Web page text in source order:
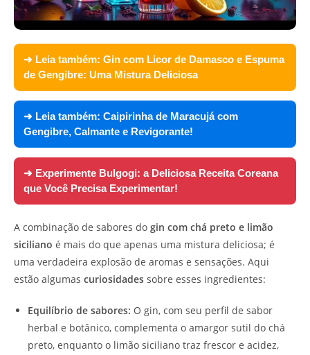
➜ Leia também: Gin com Licor de Damasco e Espuma
de Gengibre: Uma Mistura Deliciosa
➜ Leia também: Caipirinha de Maracujá com
Gengibre, Calmante e Revigorante!
➜ Experimente Bulgogi: a Deliciosa Receita Coreana
que Você Precisa Experimentar!
A combinação de sabores do gin com chá preto e limão
siciliano é mais do que apenas uma mistura deliciosa; é
uma verdadeira explosão de aromas e sensações. Aqui
estão algumas curiosidades sobre esses ingredientes:
Equilíbrio de sabores: O gin, com seu perfil de sabor
herbal e botânico, complementa o amargor sutil do chá
preto, enquanto o limão siciliano traz frescor e acidez,